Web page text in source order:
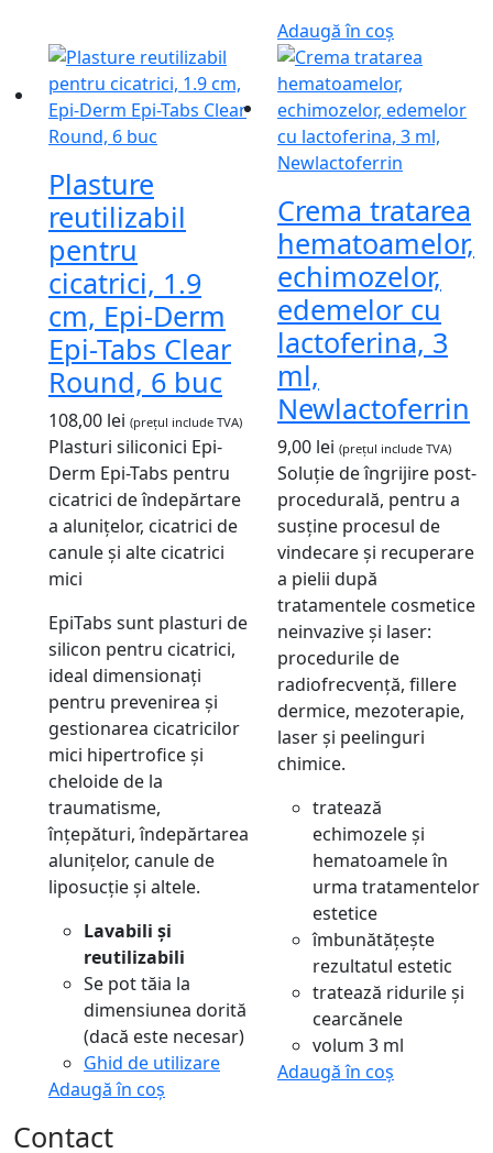
Adaugă în coș
Plasture
reutilizabil
pentru
cicatrici, 1.9
cm, Epi-Derm
Epi-Tabs Clear
Round, 6 buc
108,00 lei (prețul include TVA)
Plasturi siliconici Epi-
Derm Epi-Tabs pentru
cicatrici de îndepărtare
a alunițelor, cicatrici de
canule și alte cicatrici
mici
EpiTabs sunt plasturi de
silicon pentru cicatrici,
ideal dimensionați
pentru prevenirea și
gestionarea cicatricilor
mici hipertrofice și
cheloide de la
traumatisme,
înțepături, îndepărtarea
alunițelor, canule de
liposucție și altele.
Lavabili și
reutilizabili
Se pot tăia la
dimensiunea dorită
(dacă este necesar)
Ghid de utilizare
Adaugă în coș
Crema tratarea
hematoamelor,
echimozelor,
edemelor cu
lactoferina, 3
ml,
Newlactoferrin
9,00 lei (prețul include TVA)
Soluție de îngrijire post-
procedurală, pentru a
susține procesul de
vindecare și recuperare
a pielii după
tratamentele cosmetice
neinvazive și laser:
procedurile de
radiofrecvență, fillere
dermice, mezoterapie,
laser și peelinguri
chimice.
tratează
echimozele și
hematoamele în
urma tratamentelor
estetice
îmbunătățește
rezultatul estetic
tratează ridurile și
cearcănele
volum 3 ml
Adaugă în coș
Contact